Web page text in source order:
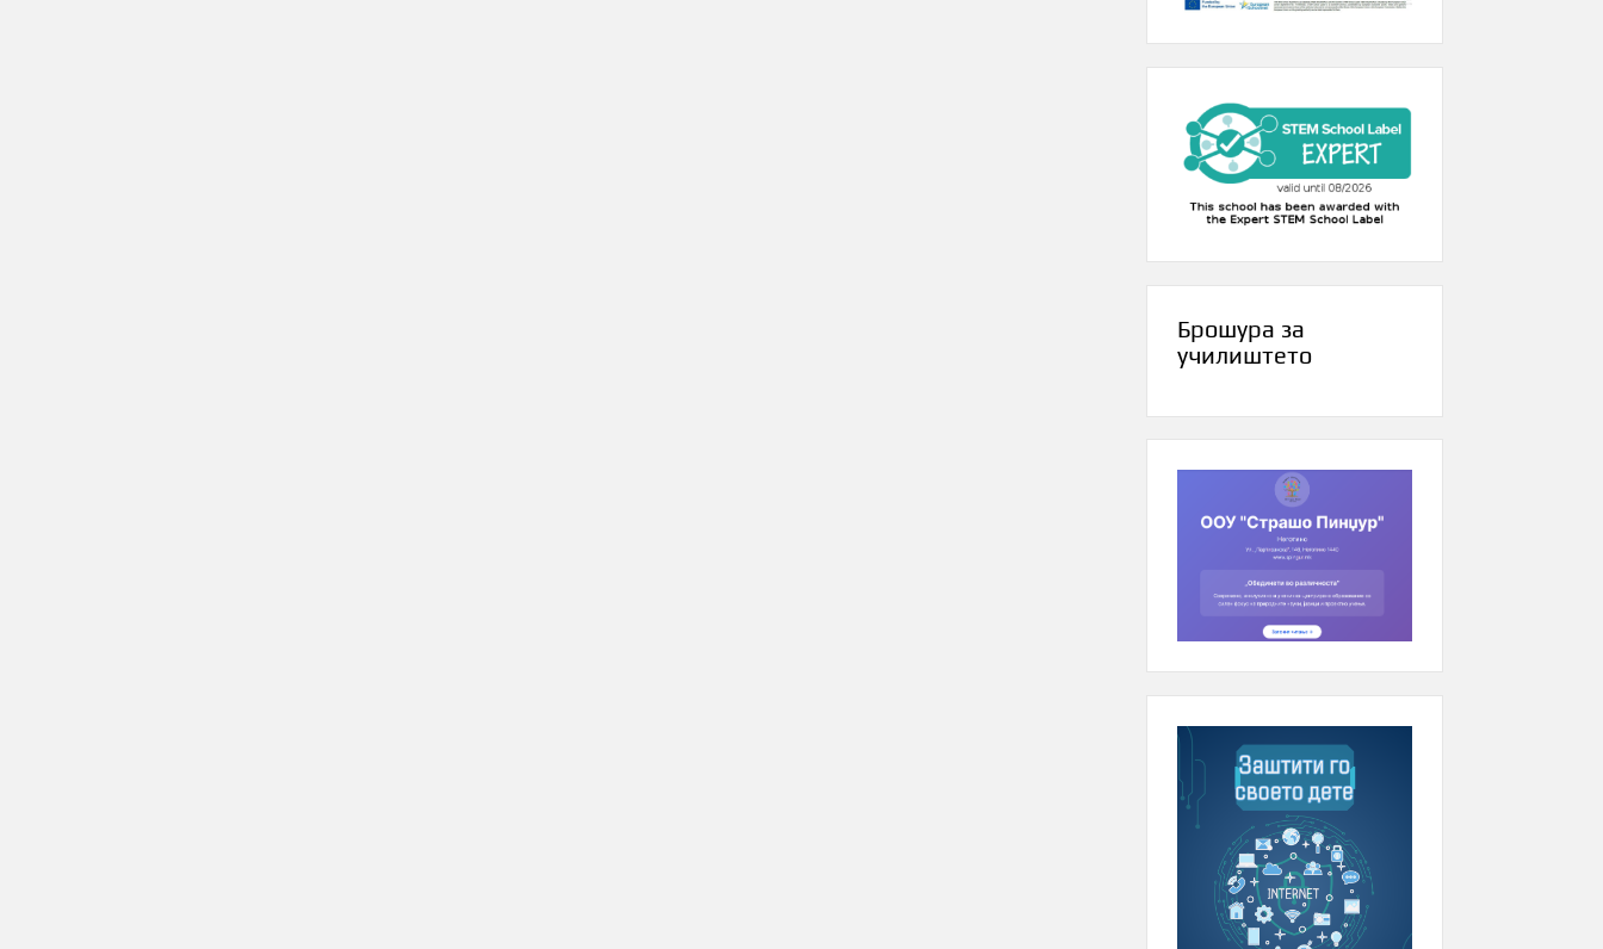
Брошура за
училиштето